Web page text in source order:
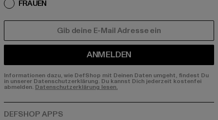
FRAUEN
ANMELDEN
Informationen dazu, wie DefShop mit Deinen Daten umgeht, findest Du
in unserer Datenschutzerklärung. Du kannst Dich jederzeit kostenfei
abmelden. Datenschutzerklärung lesen.